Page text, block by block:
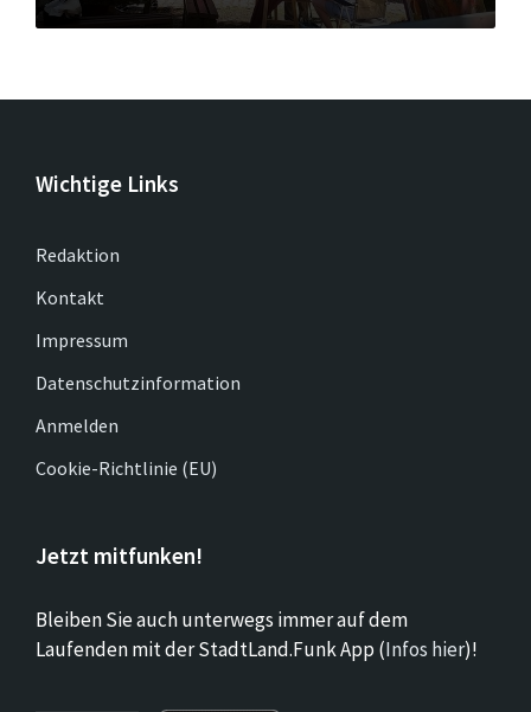
Wichtige Links
Redaktion
Kontakt
Impressum
Datenschutzinformation
Anmelden
Cookie-Richtlinie (EU)
Jetzt mitfunken!
Bleiben Sie auch unterwegs immer auf dem
Laufenden mit der StadtLand.Funk App (Infos hier)!